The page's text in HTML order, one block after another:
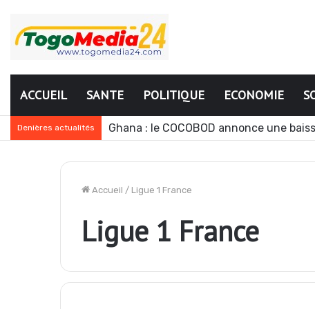
ACCUEIL SANTE POLITIQUE ECONOMIE
Denières actualités Ghana : le COCOBOD annonce une
Accueil / Ligue 1 France
Ligue 1 France